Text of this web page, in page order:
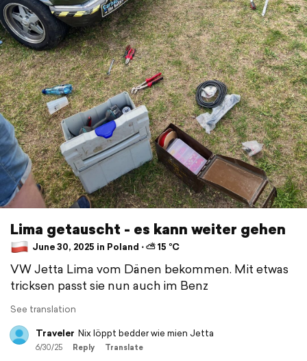
Lima getauscht - es kann weiter gehen
June 30, 2025 in Poland ⋅ ⛅ 15 °C
VW Jetta Lima vom Dänen bekommen. Mit etwas
tricksen passt sie nun auch im Benz
See translation
Traveler Nix löppt bedder wie mien Jetta
6/30/25 Reply Translate